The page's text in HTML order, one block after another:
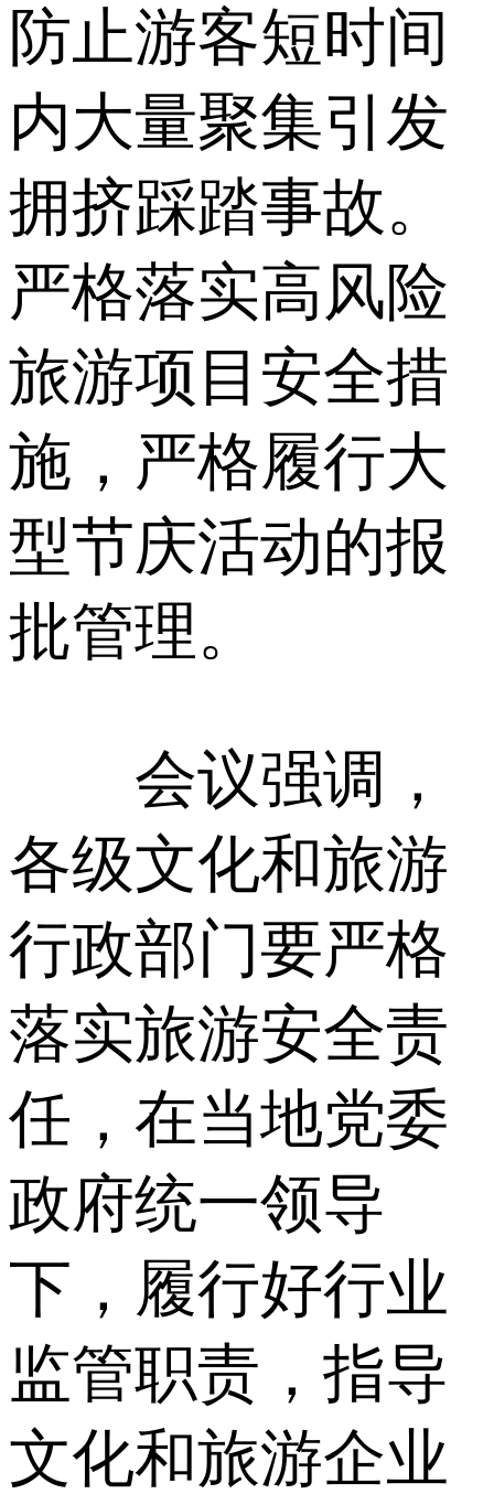
防止游客短时间
内大量聚集引发
拥挤踩踏事故。
严格落实高风险
旅游项目安全措
施，严格履行大
型节庆活动的报
批管理。
会议强调，
各级文化和旅游
行政部门要严格
落实旅游安全责
任，在当地党委
政府统一领导
下，履行好行业
监管职责，指导
文化和旅游企业